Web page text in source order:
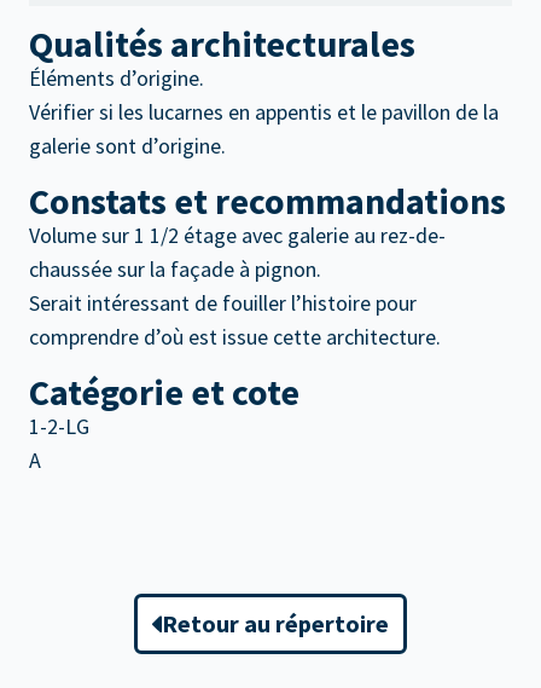
Qualités architecturales
Éléments d’origine.
Vérifier si les lucarnes en appentis et le pavillon de la
galerie sont d’origine.
Constats et recommandations
Volume sur 1 1/2 étage avec galerie au rez-de-
chaussée sur la façade à pignon.
Serait intéressant de fouiller l’histoire pour
comprendre d’où est issue cette architecture.
Catégorie et cote
1-2-LG
A
Retour au répertoire